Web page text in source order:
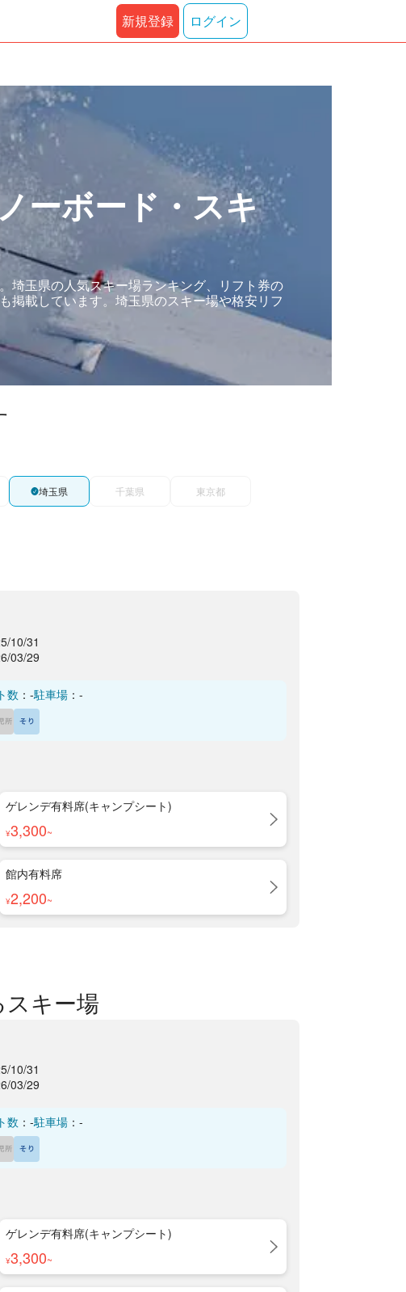
新規登録 ログイン
ーボード・スキ
埼玉県の人気スキー場ランキング、リフト券の
掲載しています。埼玉県のスキー場や格安リフ
埼玉県 千葉県 東京都
10/31
03/29
数 ： -駐車場 ： -
ゲレンデ有料席(キャンプシート)
¥3,300~
館内有料席
¥2,200~
キー場
10/31
03/29
数 ： -駐車場 ： -
ゲレンデ有料席(キャンプシート)
¥3,300~